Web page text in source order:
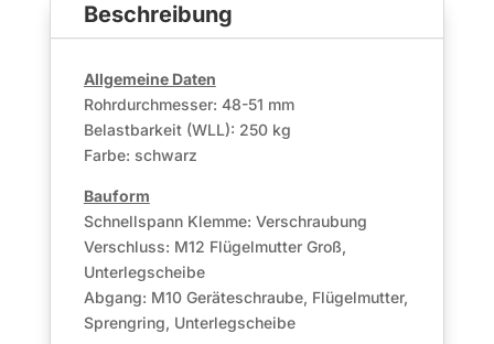
Stk.
Beschreibung
Allgemeine Daten
Rohrdurchmesser: 48-51 mm
Belastbarkeit (WLL): 250 kg
Farbe: schwarz
Bauform
Schnellspann Klemme: Verschraubung
Verschluss: M12 Flügelmutter Groß,
Unterlegscheibe
Abgang: M10 Geräteschraube, Flügelmutter,
Sprengring, Unterlegscheibe